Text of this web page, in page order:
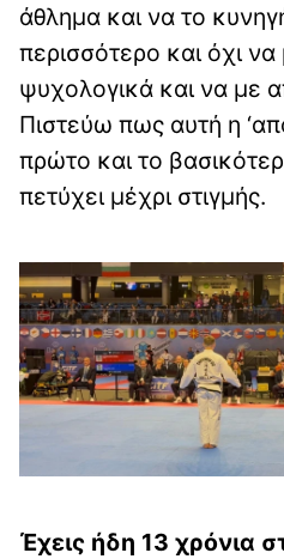
άθλημα και να το
περισσότερο και όχι να
ψυχολογικά και να με
Πιστεύω πως αυτή η
πρώτο και το
πετύχει μέχρι στιγμής.
Έχεις ήδη 13 χρόνια